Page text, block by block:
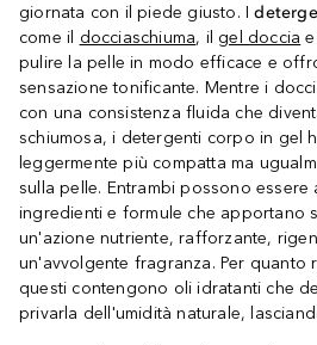
giornata con il piede giusto. I
come il docciaschiuma, il gel doccia
pulire la pelle in modo efficace e
sensazione tonificante. Mentre i
con una consistenza fluida che
schiumosa, i detergenti corpo in gel
leggermente più compatta ma
sulla pelle. Entrambi possono essere
ingredienti e formule che apportano
un'azione nutriente, rafforzante,
un'avvolgente fragranza. Per quanto
questi contengono oli idratanti che
privarla dell'umidità naturale,